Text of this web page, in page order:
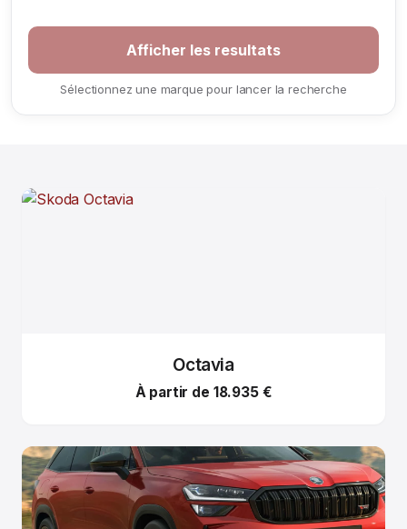
Sélectionnez une marque pour lancer la recherche
Octavia
À partir de 18.935 €